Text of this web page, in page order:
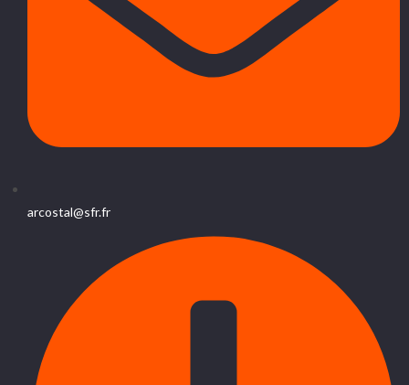
arcostal@sfr.fr